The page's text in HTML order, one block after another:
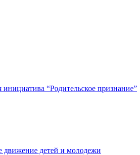
“Родительское признание”
движение детей и молодежи